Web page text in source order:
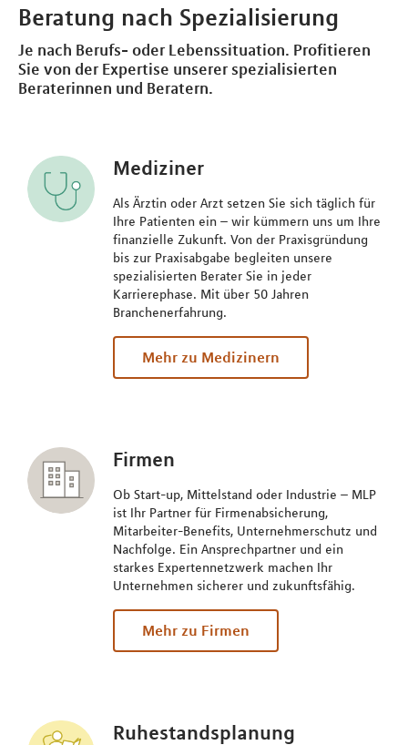
Beratung nach Spezialisierung
Je nach Berufs- oder Lebenssituation. Profitieren
Sie von der Expertise unserer spezialisierten
Beraterinnen und Beratern.
Mediziner
Als Ärztin oder Arzt setzen Sie sich täglich für
Ihre Patienten ein – wir kümmern uns um Ihre
finanzielle Zukunft. Von der Praxisgründung
bis zur Praxisabgabe begleiten unsere
spezialisierten Berater Sie in jeder
Karrierephase. Mit über 50 Jahren
Branchenerfahrung.
Mehr zu Medizinern
Firmen
Ob Start-up, Mittelstand oder Industrie – MLP
ist Ihr Partner für Firmenabsicherung,
Mitarbeiter-Benefits, Unternehmerschutz und
Nachfolge. Ein Ansprechpartner und ein
starkes Expertennetzwerk machen Ihr
Unternehmen sicherer und zukunftsfähig.
Mehr zu Firmen
Ruhestandsplanung